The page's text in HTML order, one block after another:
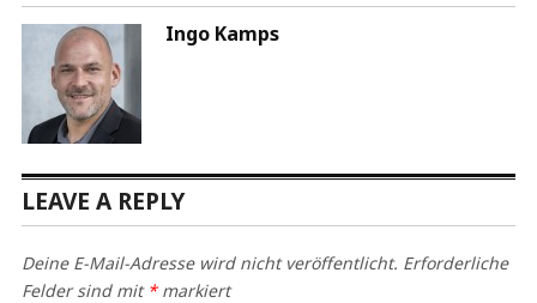
Ingo Kamps
LEAVE A REPLY
Deine E-Mail-Adresse wird nicht veröffentlicht. Erforderliche
Felder sind mit *markiert